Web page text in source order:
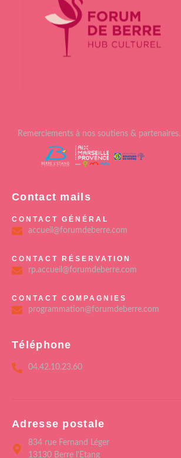
Remerciements à nos soutiens & partenaires.
Contact mails
CONTACT GÉNÉRAL
accueil@forumdeberre.com
CONTACT RÉSERVATION
rp.accueil@forumdeberre.com
CONTACT COMPAGNIES
programmation@forumdeberre.com
Téléphone
04.42.10.23.60
Adresse postale
834 rue Fernand Léger
13130 Berre l'Etang